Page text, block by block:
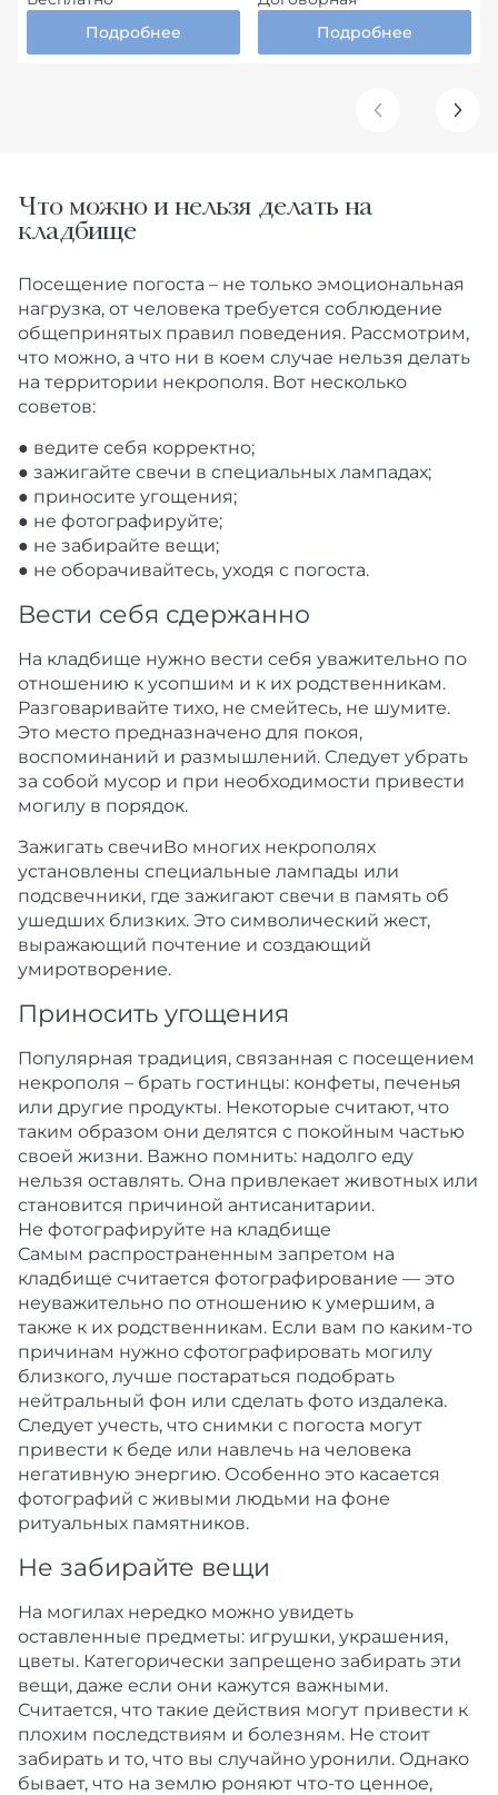
Подробнее
Подробнее
Что можно и нельзя делать на
кладбище
Посещение погоста – не только эмоциональная
нагрузка, от человека требуется соблюдение
общепринятых правил поведения. Рассмотрим,
что можно, а что ни в коем случае нельзя делать
на территории некрополя. Вот несколько
советов:
● ведите себя корректно;
● зажигайте свечи в специальных лампадах;
● приносите угощения;
● не фотографируйте;
● не забирайте вещи;
● не оборачивайтесь, уходя с погоста.
Вести себя сдержанно
На кладбище нужно вести себя уважительно по
отношению к усопшим и к их родственникам.
Разговаривайте тихо, не смейтесь, не шумите.
Это место предназначено для покоя,
воспоминаний и размышлений. Следует убрать
за собой мусор и при необходимости привести
могилу в порядок.
Зажигать свечиВо многих некрополях
установлены специальные лампады или
подсвечники, где зажигают свечи в память об
ушедших близких. Это символический жест,
выражающий почтение и создающий
умиротворение.
Приносить угощения
Популярная традиция, связанная с посещением
некрополя – брать гостинцы: конфеты, печенья
или другие продукты. Некоторые считают, что
таким образом они делятся с покойным частью
своей жизни. Важно помнить: надолго еду
нельзя оставлять. Она привлекает животных или
становится причиной антисанитарии.
Не фотографируйте на кладбище
Самым распространенным запретом на
кладбище считается фотографирование — это
неуважительно по отношению к умершим, а
также к их родственникам. Если вам по каким-то
причинам нужно сфотографировать могилу
близкого, лучше постараться подобрать
нейтральный фон или сделать фото издалека.
Следует учесть, что снимки с погоста могут
привести к беде или навлечь на человека
негативную энергию. Особенно это касается
фотографий с живыми людьми на фоне
ритуальных памятников.
Не забирайте вещи
На могилах нередко можно увидеть
оставленные предметы: игрушки, украшения,
цветы. Категорически запрещено забирать эти
вещи, даже если они кажутся важными.
Считается, что такие действия могут привести к
плохим последствиям и болезням. Не стоит
забирать и то, что вы случайно уронили. Однако
бывает, что на землю роняют что-то ценное,